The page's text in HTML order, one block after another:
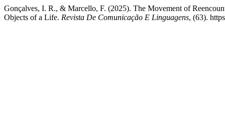
Gonçalves, I. R., & Marcello, F. (2025). The Movement of
Objects of a Life. Revista De Comunicação E Linguagens, (63).